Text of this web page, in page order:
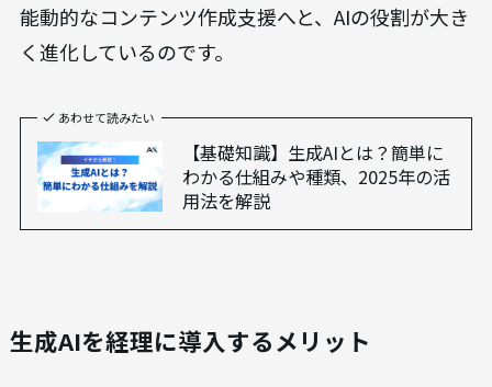
能動的なコンテンツ作成支援へと、AIの役割が大き
く進化しているのです。
あわせて読みたい
【基礎知識】生成AIとは？簡単に
わかる仕組みや種類、2025年の活
用法を解説
生成AIを経理に導入するメリット